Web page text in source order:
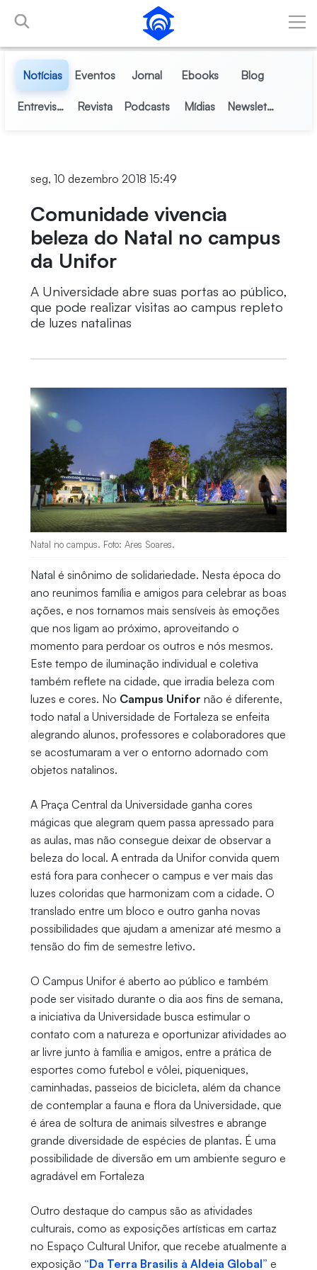
Pular para o Conteúdo principal
Notícias Eventos Jornal Ebooks Blog
Entrevistas Revista Podcasts Mídias Newsletter
seg, 10 dezembro 2018 15:49
Comunidade vivencia
beleza do Natal no campus
da Unifor
A Universidade abre suas portas ao público,
que pode realizar visitas ao campus repleto
de luzes natalinas
Natal no campus. Foto: Ares Soares.
Natal é sinônimo de solidariedade. Nesta época do
ano reunimos família e amigos para celebrar as boas
ações, e nos tornamos mais sensíveis às emoções
que nos ligam ao próximo, aproveitando o
momento para perdoar os outros e nós mesmos.
Este tempo de iluminação individual e coletiva
também reflete na cidade, que irradia beleza com
luzes e cores. No Campus Unifor não é diferente,
todo natal a Universidade de Fortaleza se enfeita
alegrando alunos, professores e colaboradores que
se acostumaram a ver o entorno adornado com
objetos natalinos.
A Praça Central da Universidade ganha cores
mágicas que alegram quem passa apressado para
as aulas, mas não consegue deixar de observar a
beleza do local. A entrada da Unifor convida quem
está fora para conhecer o campus e ver mais das
luzes coloridas que harmonizam com a cidade. O
translado entre um bloco e outro ganha novas
possibilidades que ajudam a amenizar até mesmo a
tensão do fim de semestre letivo.
O Campus Unifor é aberto ao público e também
pode ser visitado durante o dia aos fins de semana,
a iniciativa da Universidade busca estimular o
contato com a natureza e oportunizar atividades ao
ar livre junto à família e amigos, entre a prática de
esportes como futebol e vôlei, piqueniques,
caminhadas, passeios de bicicleta, além da chance
de contemplar a fauna e flora da Universidade, que
é área de soltura de animais silvestres e abrange
grande diversidade de espécies de plantas. É uma
possibilidade de diversão em um ambiente seguro e
agradável em Fortaleza
Outro destaque do campus são as atividades
culturais, como as exposições artísticas em cartaz
no Espaço Cultural Unifor, que recebe atualmente a
exposição “Da Terra Brasilis à Aldeia Global” e